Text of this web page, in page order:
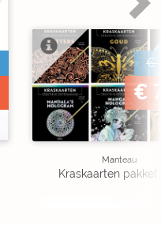
€
€
Manteau
Kraskaarten pakket